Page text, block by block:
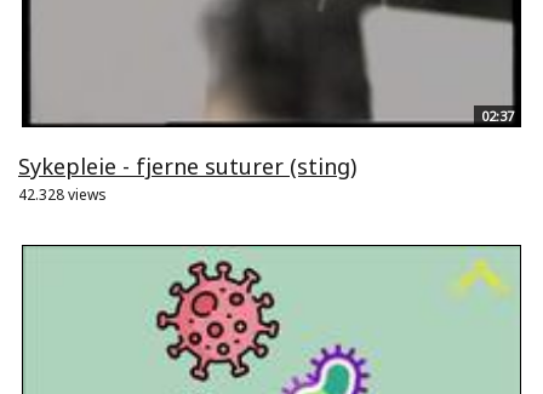
02:37
Sykepleie - fjerne suturer (sting)
42.328 views